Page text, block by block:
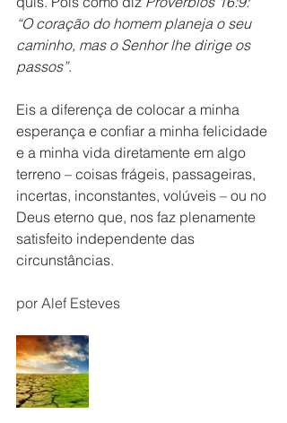
“O coração do homem planeja o seu
caminho, mas o Senhor lhe dirige os
passos”.
Eis a diferença de colocar a minha
esperança e confiar a minha felicidade
e a minha vida diretamente em algo
terreno – coisas frágeis, passageiras,
incertas, inconstantes, volúveis – ou no
Deus eterno que, nos faz plenamente
satisfeito independente das
circunstâncias.
por Alef Esteves